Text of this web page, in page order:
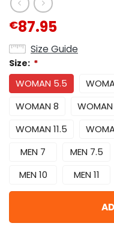
€87.95
Size Guide
Size: *
WOMAN 5.5
WOMAN 8
WOMAN 11.5
MEN 7
MEN 7.5
MEN 10
MEN 11